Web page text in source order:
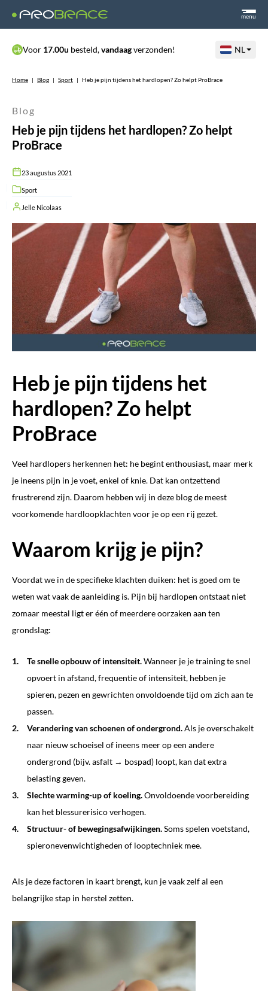
menu
Voor 17.00u besteld,vandaagverzonden! NL
Home | Blog | Sport | Heb je pijn tijdens het hardlopen? Zo helpt ProBrace
Blog
Heb je pijn tijdens het hardlopen? Zo helpt
ProBrace
23 augustus 2021
Sport
Jelle Nicolaas
Heb je pijn tijdens het
hardlopen? Zo helpt
ProBrace
Veel hardlopers herkennen het: he begint enthousiast, maar merk
je ineens pijn in je voet, enkel of knie. Dat kan ontzettend
frustrerend zijn. Daarom hebben wij in deze blog de meest
voorkomende hardloopklachten voor je op een rij gezet.
Waarom krijg je pijn?
Voordat we in de specifieke klachten duiken: het is goed om te
weten wat vaak de aanleiding is. Pijn bij hardlopen ontstaat niet
zomaar meestal ligt er één of meerdere oorzaken aan ten
grondslag:
Te snelle opbouw of intensiteit.Wanneer je je training te snel
opvoert in afstand, frequentie of intensiteit, hebben je
spieren, pezen en gewrichten onvoldoende tijd om zich aan te
passen.
Verandering van schoenen of ondergrond.Als je overschakelt
naar nieuw schoeisel of ineens meer op een andere
ondergrond (bijv. asfalt → bospad) loopt, kan dat extra
belasting geven.
Slechte warming-up of koeling.Onvoldoende voorbereiding
kan het blessurerisico verhogen.
Structuur- of bewegingsafwijkingen.Soms spelen voetstand,
spieronevenwichtigheden of looptechniek mee.
Als je deze factoren in kaart brengt, kun je vaak zelf al een
belangrijke stap in herstel zetten.